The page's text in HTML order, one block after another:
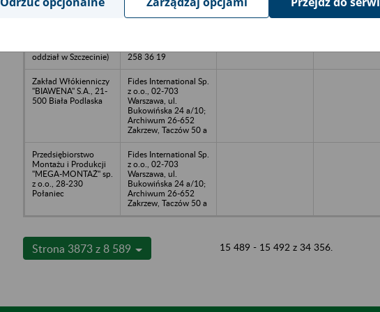
"PRO-MARKET" Co.
oddział w Szczecinie)
Przedsiębiorstwo
Usługowe "Składnica
258 36 19
Zakład Włókienniczy
"BIAWENA" S.A., 21-
500 Biała Podlaska
Fides International Sp.
z o.o., 02-703
Warszawa, ul.
Bukowińska 24 a/10;
Archiwum 26-652
Zakrzew, Taczów 50 a
Przedsiębiorstwo
Montażu i Produkcji
"MEGA-MONTAŻ" sp.
z o.o., 28-230
Połaniec
Fides International Sp.
z o.o., 02-703
Warszawa, ul.
Bukowińska 24 a/10;
Archiwum 26-652
Zakrzew, Taczów 50 a
Strona 3873 z 8 589 15 489 - 15 492 z 34 356.